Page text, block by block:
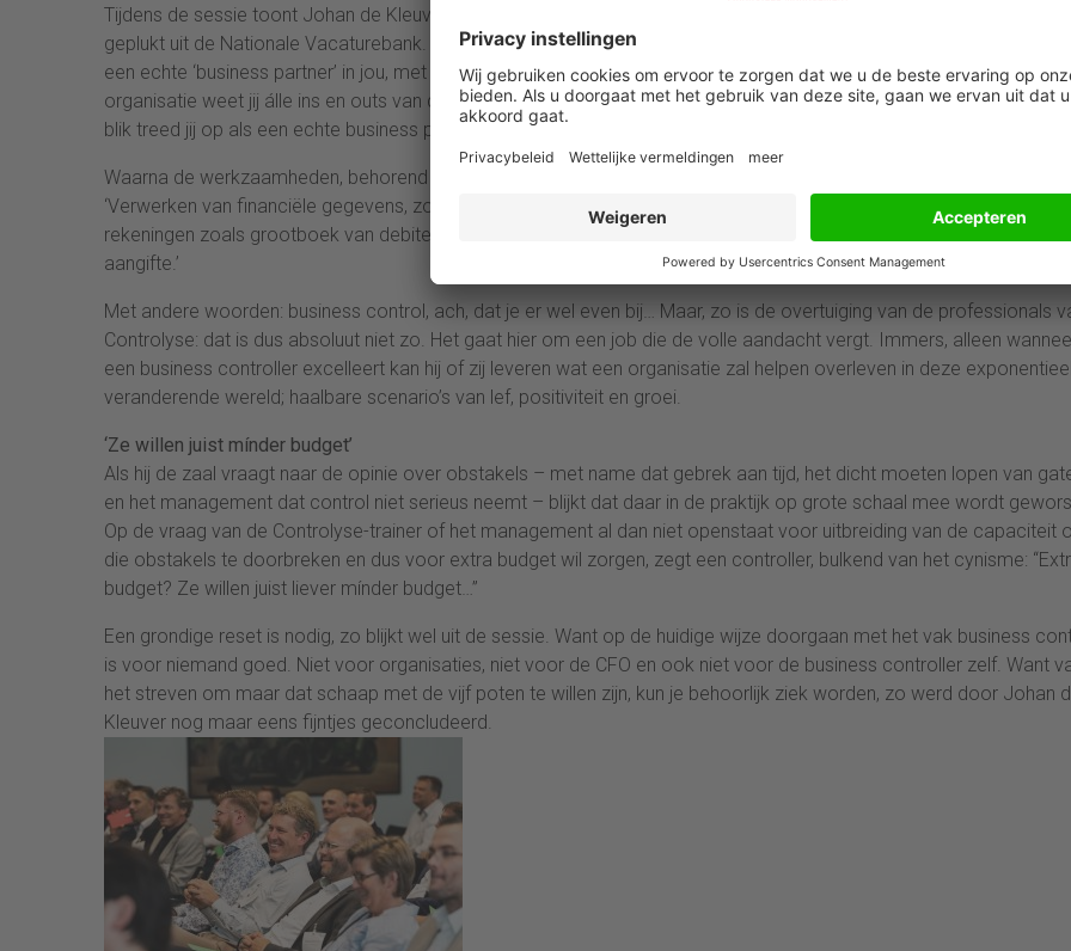
Tijdens de sessie toont Johan de Kleuver van Controlyse ‘zo maar’ een vacaturetekst voor een business controller,
geplukt uit de Nationale Vacaturebank. ‘Heb jij een sterk analytisch vermogen en werk je oplossingsgericht? Schuilt er
een echte ‘business partner’ in jou, met sterke communicatieve vaardigheden? Als business controller van onze
organisatie weet jij álle ins en outs van de markt en weet jij voorspellingen te doen voor de toekomst. En met
blik treed jij op als een echte business partner.’
Waarna de werkzaamheden, behorend tot het takenpakket van dit zo naarstig gezochte schaap met de vijf poten
‘Verwerken van financiële gegevens, zoals declaraties, facturen, boekingen. Controleren van de koppeling tussen
rekeningen zoals grootboek van debiteuren, crediteuren en activa. Opstellen van inkoopfacturen. Verzorgen van btw-
aangifte.’
Met andere woorden: business control, ach, dat je er wel even bij… Maar, zo is de overtuiging van de professionals
Controlyse: dat is dus absoluut niet zo. Het gaat hier om een job die de volle aandacht vergt. Immers, alleen
een business controller excelleert kan hij of zij leveren wat een organisatie zal helpen overleven in deze exponentieel
veranderende wereld; haalbare scenario’s van lef, positiviteit en groei.
‘Ze willen juist mínder budget’
Als hij de zaal vraagt naar de opinie over obstakels – met name dat gebrek aan tijd, het dicht moeten lopen van
en het management dat control niet serieus neemt – blijkt dat daar in de praktijk op grote schaal mee wordt
Op de vraag van de Controlyse-trainer of het management al dan niet openstaat voor uitbreiding van de capaciteit
die obstakels te doorbreken en dus voor extra budget wil zorgen, zegt een controller, bulkend van het cynisme:
budget? Ze willen juist liever mínder budget…”
Een grondige reset is nodig, zo blijkt wel uit de sessie. Want op de huidige wijze doorgaan met het vak business
is voor niemand goed. Niet voor organisaties, niet voor de CFO en ook niet voor de business controller zelf. Want
het streven om maar dat schaap met de vijf poten te willen zijn, kun je behoorlijk ziek worden, zo werd door Johan
Kleuver nog maar eens fijntjes geconcludeerd.